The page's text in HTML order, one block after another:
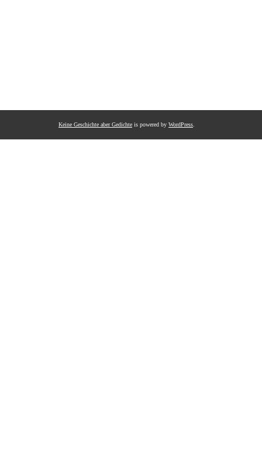
Keine Geschichte aber Gedichte is powered by WordPress